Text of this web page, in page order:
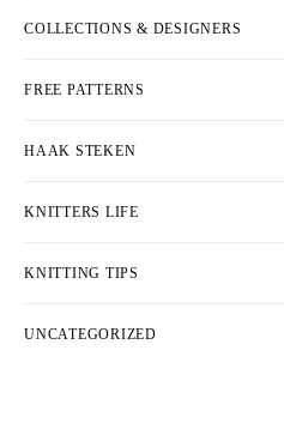
COLLECTIONS & DESIGNERS
FREE PATTERNS
HAAK STEKEN
KNITTERS LIFE
KNITTING TIPS
UNCATEGORIZED